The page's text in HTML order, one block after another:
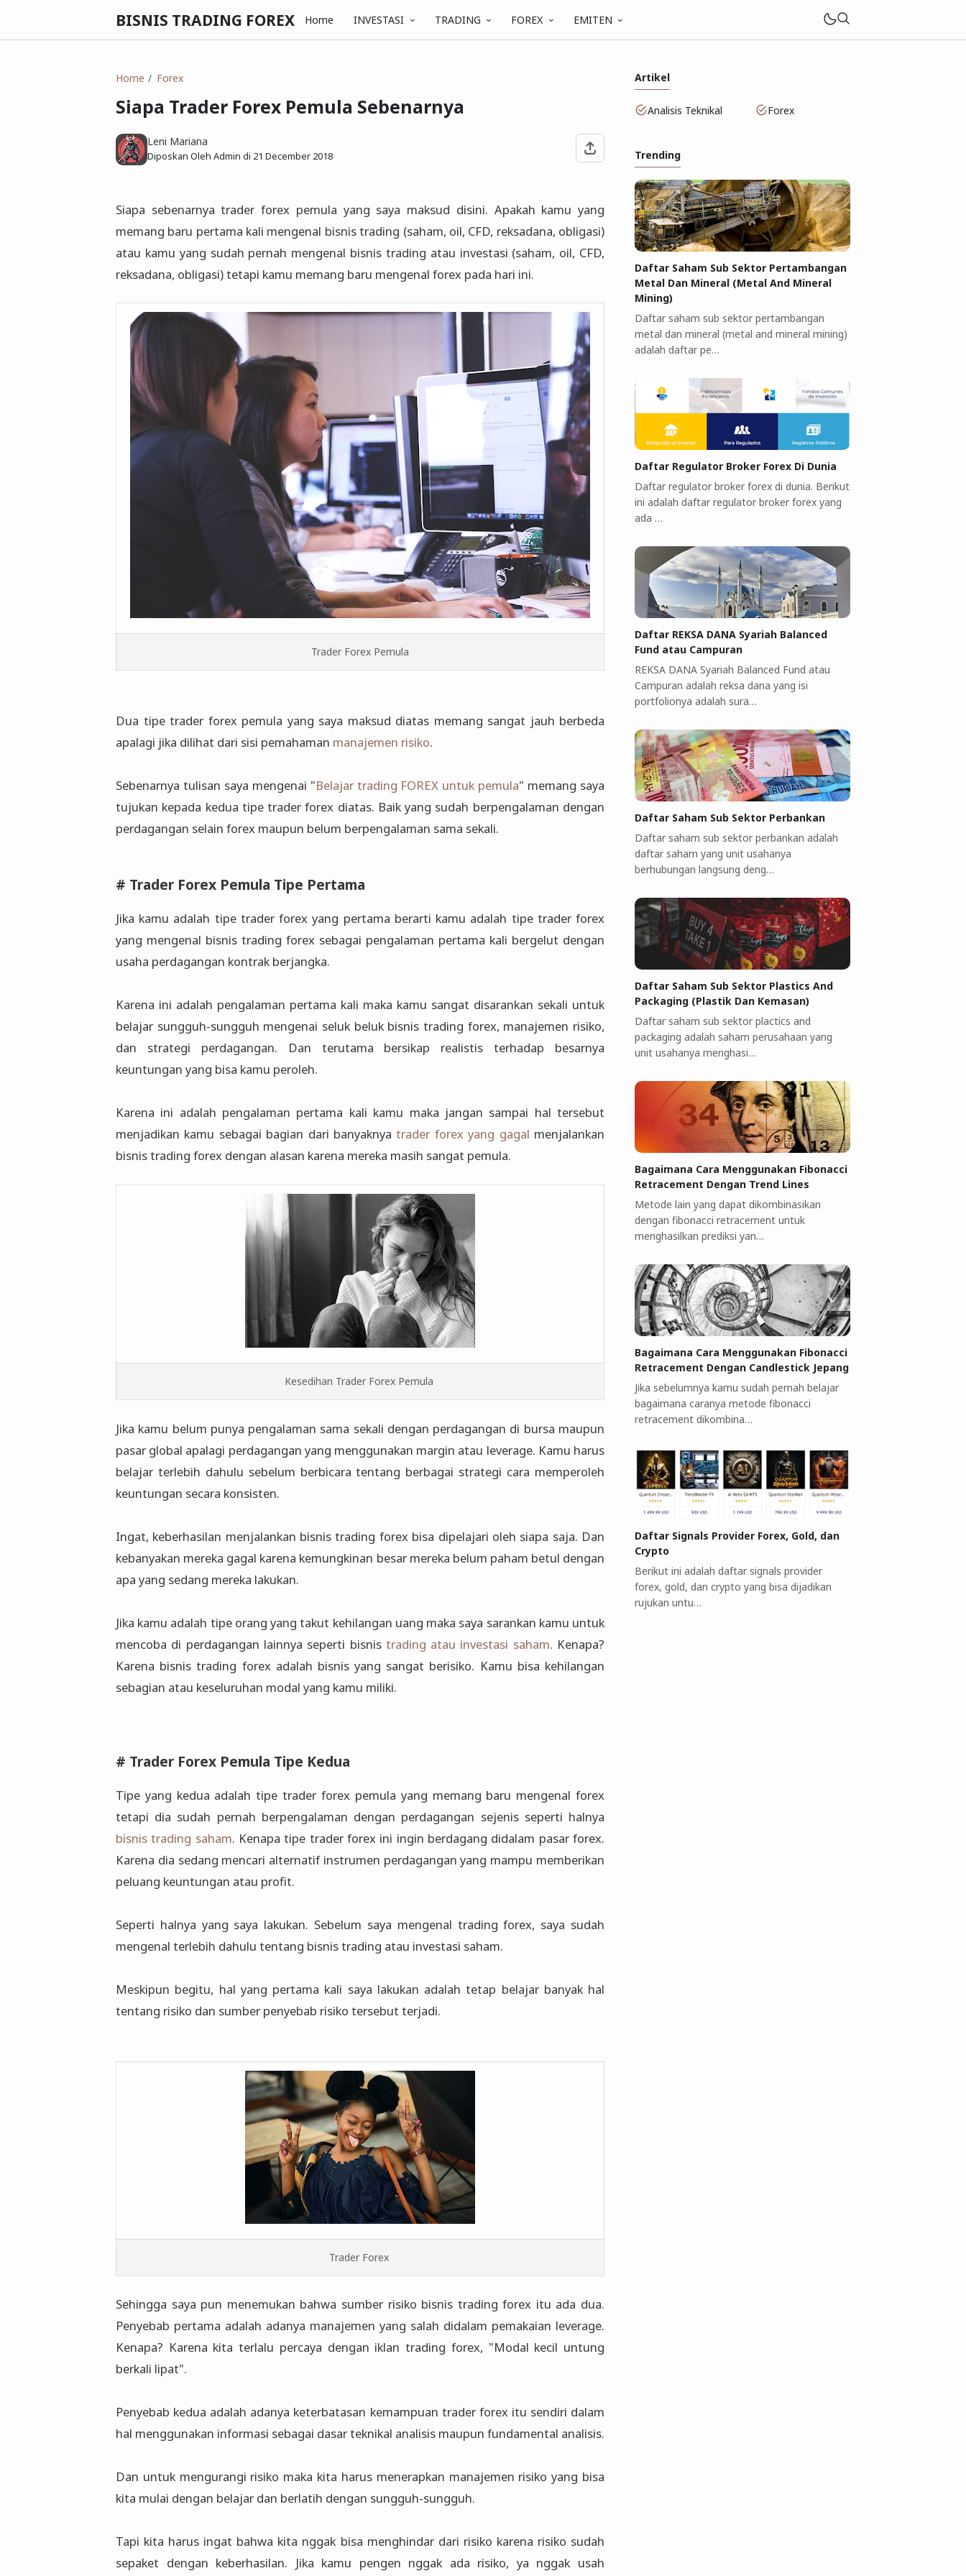
BISNIS TRADING FOREX Home INVESTASI TRADING FOREX EMITEN
Home Forex
Siapa Trader Forex Pemula Sebenarnya
Leni Mariana
Diposkan Oleh Admin di 21 December 2018
Siapa sebenarnya trader forex pemula yang saya maksud disini. Apakah kamu yang
memang baru pertama kali mengenal bisnis trading (saham, oil, CFD, reksadana, obligasi)
atau kamu yang sudah pernah mengenal bisnis trading atau investasi (saham, oil, CFD,
reksadana, obligasi) tetapi kamu memang baru mengenal forex pada hari ini.
Trader Forex Pemula
Dua tipe trader forex pemula yang saya maksud diatas memang sangat jauh berbeda
apalagi jika dilihat dari sisi pemahaman manajemen risiko.
Sebenarnya tulisan saya mengenai "Belajar trading FOREX untuk pemula" memang saya
tujukan kepada kedua tipe trader forex diatas. Baik yang sudah berpengalaman dengan
perdagangan selain forex maupun belum berpengalaman sama sekali.
# Trader Forex Pemula Tipe Pertama
Jika kamu adalah tipe trader forex yang pertama berarti kamu adalah tipe trader forex
yang mengenal bisnis trading forex sebagai pengalaman pertama kali bergelut dengan
usaha perdagangan kontrak berjangka.
Karena ini adalah pengalaman pertama kali maka kamu sangat disarankan sekali untuk
belajar sungguh-sungguh mengenai seluk beluk bisnis trading forex, manajemen risiko,
dan strategi perdagangan. Dan terutama bersikap realistis terhadap besarnya
keuntungan yang bisa kamu peroleh.
Karena ini adalah pengalaman pertama kali kamu maka jangan sampai hal tersebut
menjadikan kamu sebagai bagian dari banyaknyatrader forex yang gagal menjalankan
bisnis trading forex dengan alasan karena mereka masih sangat pemula.
Kesedihan Trader Forex Pemula
Jika kamu belum punya pengalaman sama sekali dengan perdagangan di bursa maupun
pasar global apalagi perdagangan yang menggunakan margin atau leverage. Kamu harus
belajar terlebih dahulu sebelum berbicara tentang berbagai strategi cara memperoleh
keuntungan secara konsisten.
Ingat, keberhasilan menjalankan bisnis trading forex bisa dipelajari oleh siapa saja. Dan
kebanyakan mereka gagal karena kemungkinan besar mereka belum paham betul dengan
apa yang sedang mereka lakukan.
Jika kamu adalah tipe orang yang takut kehilangan uang maka saya sarankan kamu untuk
mencoba di perdagangan lainnya seperti bisnis trading atau investasi saham. Kenapa?
Karena bisnis trading forex adalah bisnis yang sangat berisiko. Kamu bisa kehilangan
sebagian atau keseluruhan modal yang kamu miliki.
# Trader Forex Pemula Tipe Kedua
Tipe yang kedua adalah tipe trader forex pemula yang memang baru mengenal forex
tetapi dia sudah pernah berpengalaman dengan perdagangan sejenis seperti halnya
bisnis trading saham. Kenapa tipe trader forex ini ingin berdagang didalam pasar forex.
Karena dia sedang mencari alternatif instrumen perdagangan yang mampu memberikan
peluang keuntungan atau profit.
Seperti halnya yang saya lakukan. Sebelum saya mengenal trading forex, saya sudah
mengenal terlebih dahulu tentang bisnis trading atau investasi saham.
Meskipun begitu, hal yang pertama kali saya lakukan adalah tetap belajar banyak hal
tentang risiko dan sumber penyebab risiko tersebut terjadi.
Trader Forex
Sehingga saya pun menemukan bahwa sumber risiko bisnis trading forex itu ada dua.
Penyebab pertama adalah adanya manajemen yang salah didalam pemakaian leverage.
Kenapa? Karena kita terlalu percaya dengan iklan trading forex, "Modal kecil untung
berkali lipat".
Penyebab kedua adalah adanya keterbatasan kemampuan trader forex itu sendiri dalam
hal menggunakan informasi sebagai dasar teknikal analisis maupun fundamental analisis.
Dan untuk mengurangi risiko maka kita harus menerapkan manajemen risiko yang bisa
kita mulai dengan belajar dan berlatih dengan sungguh-sungguh.
Tapi kita harus ingat bahwa kita nggak bisa menghindar dari risiko karena risiko sudah
sepaket dengan keberhasilan. Jika kamu pengen nggak ada risiko, ya nggak usah
Artikel
Analisis Teknikal Forex
Trending
Daftar Saham Sub Sektor Pertambangan
Metal Dan Mineral (Metal And Mineral
Mining)
Daftar saham sub sektor pertambangan
metal dan mineral (metal and mineral mining)
adalah daftar pe…
Daftar Regulator Broker Forex Di Dunia
Daftar regulator broker forex di dunia. Berikut
ini adalah daftar regulator broker forex yang
ada …
Daftar REKSA DANA Syariah Balanced
Fund atau Campuran
REKSA DANA Syariah Balanced Fund atau
Campuran adalah reksa dana yang isi
portfolionya adalah sura…
Daftar Saham Sub Sektor Perbankan
Daftar saham sub sektor perbankan adalah
daftar saham yang unit usahanya
berhubungan langsung deng…
Daftar Saham Sub Sektor Plastics And
Packaging (Plastik Dan Kemasan)
Daftar saham sub sektor plactics and
packaging adalah saham perusahaan yang
unit usahanya menghasi…
Bagaimana Cara Menggunakan Fibonacci
Retracement Dengan Trend Lines
Metode lain yang dapat dikombinasikan
dengan fibonacci retracement untuk
menghasilkan prediksi yan…
Bagaimana Cara Menggunakan Fibonacci
Retracement Dengan Candlestick Jepang
Jika sebelumnya kamu sudah pernah belajar
bagaimana caranya metode fibonacci
retracement dikombina…
Daftar Signals Provider Forex, Gold, dan
Crypto
Berikut ini adalah daftar signals provider
forex, gold, dan crypto yang bisa dijadikan
rujukan untu…